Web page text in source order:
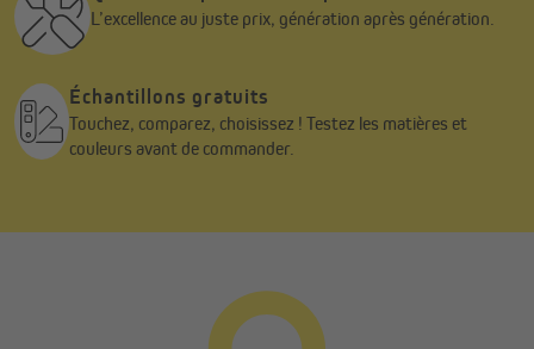
L’excellence au juste prix, génération après génération.
Échantillons gratuits
Touchez, comparez, choisissez ! Testez les matières et
couleurs avant de commander.